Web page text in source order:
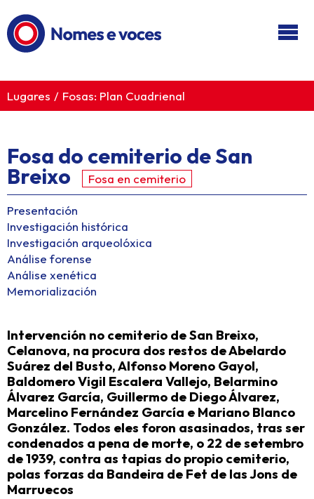
Lugares Fosas: Plan Cuadrienal
Fosa do cemiterio de San
Breixo Fosa en cemiterio
Presentación
Investigación histórica
Investigación arqueolóxica
Análise forense
Análise xenética
Memorialización
Intervención no cemiterio de San Breixo,
Celanova, na procura dos restos de Abelardo
Suárez del Busto, Alfonso Moreno Gayol,
Baldomero Vigil Escalera Vallejo, Belarmino
Álvarez García, Guillermo de Diego Álvarez,
Marcelino Fernández García e Mariano Blanco
González. Todos eles foron asasinados, tras ser
condenados a pena de morte, o 22 de setembro
de 1939, contra as tapias do propio cemiterio,
polas forzas da Bandeira de Fet de las Jons de
Marruecos